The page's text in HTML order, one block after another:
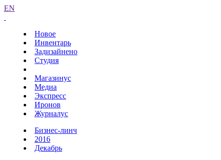
EN
Новое
Инвентарь
Задизайнено
Студия
Магазинус
Медиа
Экспресс
Иронов
Журналус
Бизнес-линч
2016
Декабрь